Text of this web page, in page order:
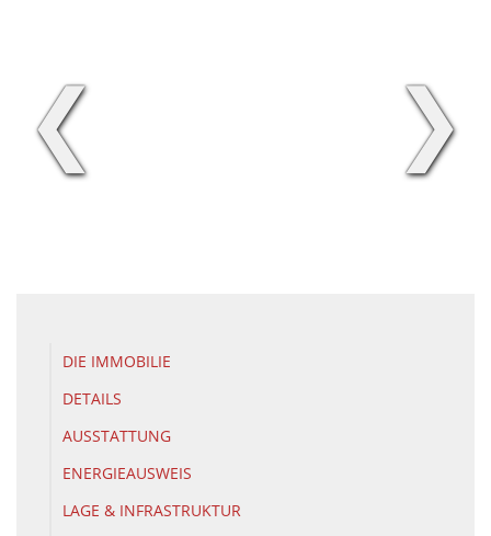
❮ ❯
DIE IMMOBILIE
DETAILS
AUSSTATTUNG
ENERGIEAUSWEIS
LAGE & INFRASTRUKTUR